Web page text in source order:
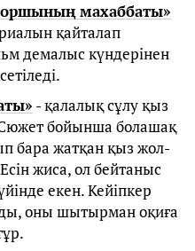
махаббаты»
қайталап
демалыс күндерінен
- қалалық сұлу қыз
бойынша болашақ
бара жатқан қыз жол-
жиса, ол бейтаныс
екен. Кейіпкер
оны шытырман оқиға